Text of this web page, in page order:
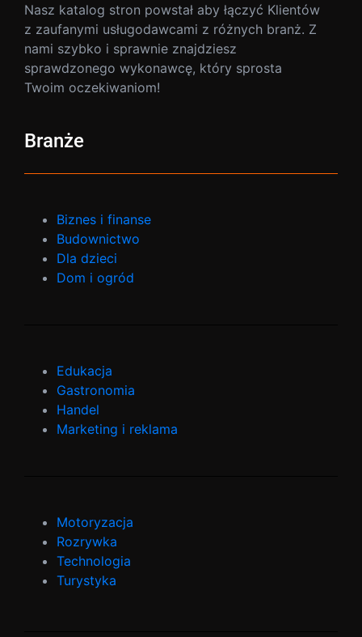
Nasz katalog stron powstał aby łączyć Klientów
z zaufanymi usługodawcami z różnych branż. Z
nami szybko i sprawnie znajdziesz
sprawdzonego wykonawcę, który sprosta
Twoim oczekiwaniom!
Branże
Biznes i finanse
Budownictwo
Dla dzieci
Dom i ogród
Edukacja
Gastronomia
Handel
Marketing i reklama
Motoryzacja
Rozrywka
Technologia
Turystyka